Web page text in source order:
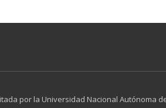
por la Universidad Nacional Autónoma